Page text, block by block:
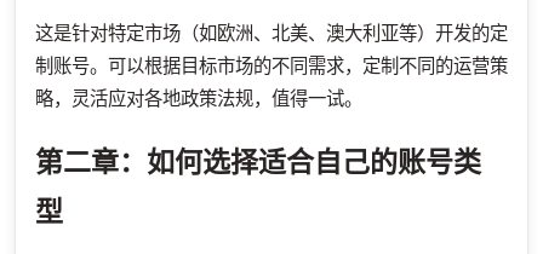
这是针对特定市场（如欧洲、北美、澳大利亚等）开发的定
制账号。可以根据目标市场的不同需求，定制不同的运营策
略，灵活应对各地政策法规，值得一试。
第二章：如何选择适合自己的账号类
型